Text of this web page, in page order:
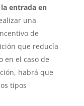
entrada en
una
de
que reducía
en el caso de
habrá que
tipos